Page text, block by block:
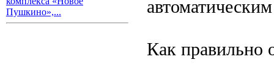
Пушкино»,...
Как правильно